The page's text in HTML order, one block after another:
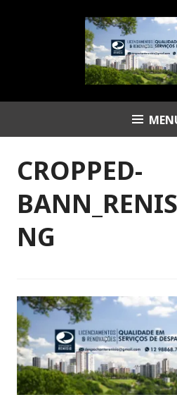
CROPPED-
NG
b
l
i
c
a
d
r
a
g
e
n
c